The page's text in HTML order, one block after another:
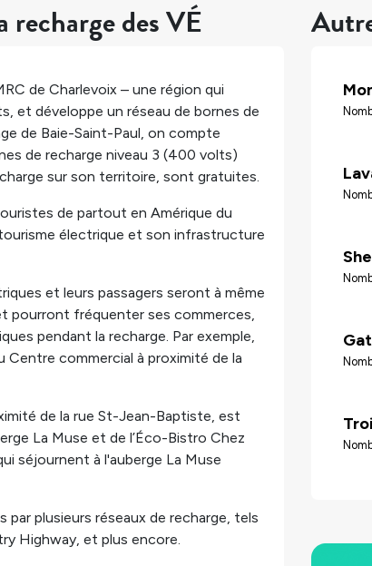
recharge des VÉ
de Charlevoix – une région qui
et développe un réseau de bornes de
de Baie-Saint-Paul, on compte
de recharge niveau 3 (400 volts)
sur son territoire, sont gratuites.
de partout en Amérique du
électrique et son infrastructure
et leurs passagers seront à même
pourront fréquenter ses commerces,
pendant la recharge. Par exemple,
Centre commercial à proximité de la
de la rue St-Jean-Baptiste, est
La Muse et de l’Éco-Bistro Chez
séjournent à l'auberge La Muse
plusieurs réseaux de recharge, tels
Highway, et plus encore.